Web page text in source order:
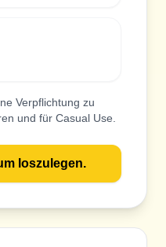
Verpflichtung zu
und für Casual Use.
loszulegen.